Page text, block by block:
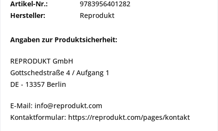
Artikel-Nr.:
9783956401282
Hersteller:
Reprodukt
Angaben zur Produktsicherheit:
REPRODUKT GmbH
Gottschedstraße 4 / Aufgang 1
DE - 13357 Berlin
E-Mail: info@reprodukt.com
Kontaktformular: https://reprodukt.com/pages/kontakt